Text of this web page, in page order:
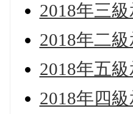
2018年三
2018年二
2018年五
2018年四